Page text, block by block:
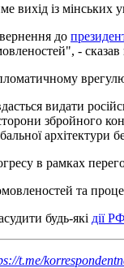
із мінських
до
- сказав
видати
архітектури
в рамках
та
будь-які дії
t.me/